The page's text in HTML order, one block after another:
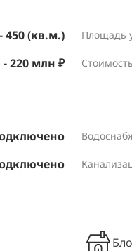
450 (кв.м.) Площадь
220 млн ₽